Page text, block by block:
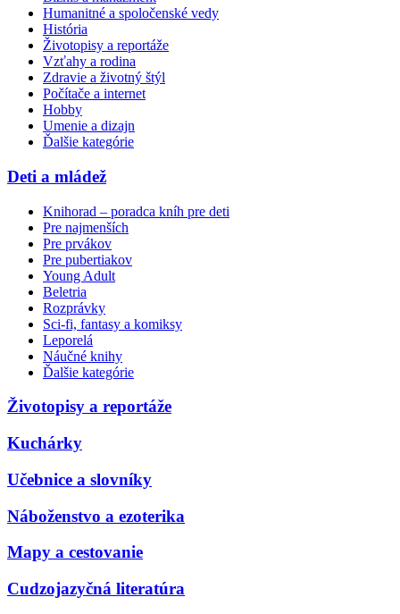
Humanitné a spoločenské vedy
História
Životopisy a reportáže
Vzťahy a rodina
Zdravie a životný štýl
Počítače a internet
Hobby
Umenie a dizajn
Ďalšie kategórie
Deti a mládež
Knihorad – poradca kníh pre deti
Pre najmenších
Pre prvákov
Pre pubertiakov
Young Adult
Beletria
Rozprávky
Sci-fi, fantasy a komiksy
Leporelá
Náučné knihy
Ďalšie kategórie
Životopisy a reportáže
Kuchárky
Učebnice a slovníky
Náboženstvo a ezoterika
Mapy a cestovanie
Cudzojazyčná literatúra